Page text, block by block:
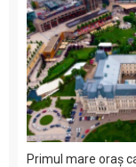
Primul mare oraș